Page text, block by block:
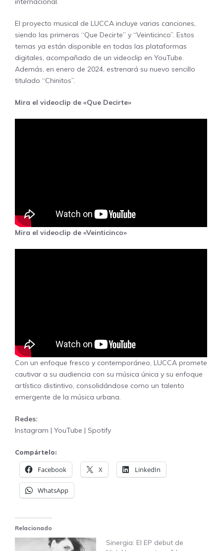
El proyecto musical de LUCCA incluye varias canciones,
siendo las primeras “Que Decirte” y “Veinticinco”. Estos
temas ya están disponible en todas las plataformas
digitales, acompañado de un videoclip en YouTube.
Además, en enero de 2024, estrenará su nuevo sencillo
titulado “Chinitos”.
Mira el videoclip de «Que Decirte»
Mira el videoclip de «Veinticinco»
Con un enfoque fresco y contemporáneo, LUCCA promete
cautivar a su audiencia con su música única y su enfoque
artístico distintivo, consolidándose como un talento
emergente de la música urbana.
Redes:
Instagram | YouTube | Spotify
Compártelo:
Facebook X LinkedIn
WhatsApp
Relacionado
Sinergia: El EP debut de